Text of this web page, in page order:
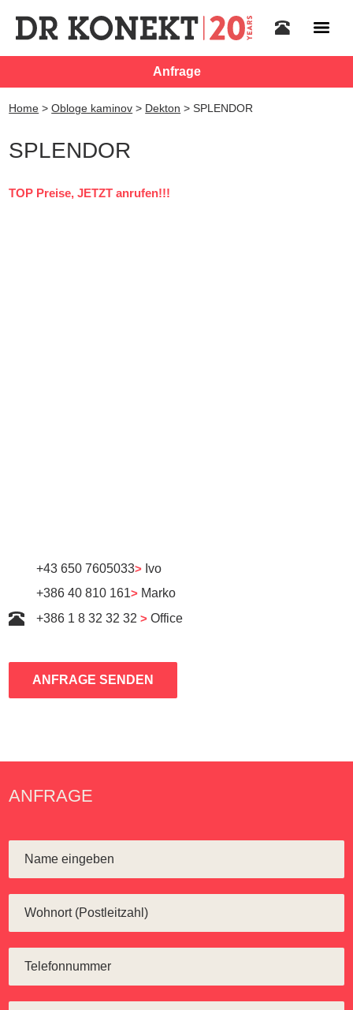
Anfrage
Home >Obloge kaminov > Dekton >SPLENDOR
SPLENDOR
TOP Preise, JETZT anrufen!!!
+43 650 7605033> Ivo
+386 40 810 161> Marko
+386 1 8 32 32 32> Office
ANFRAGE SENDEN
ANFRAGE